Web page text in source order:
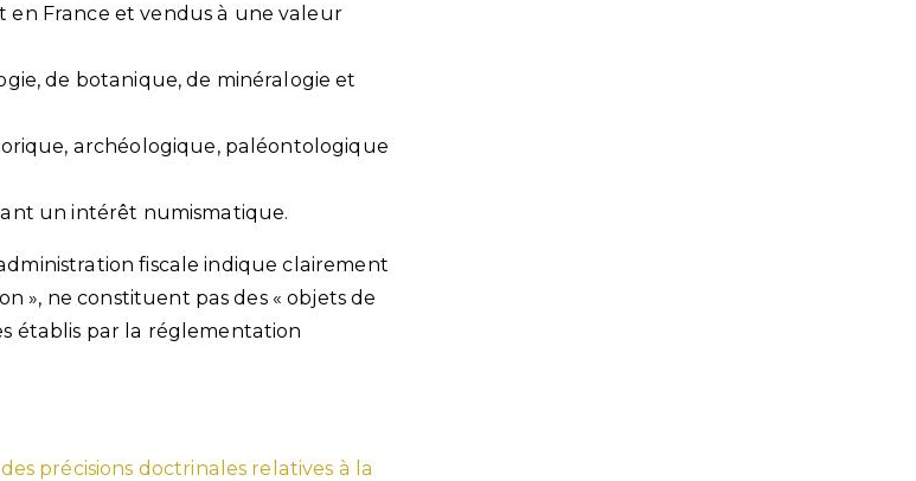
en France et vendus à une valeur
de botanique, de minéralogie et
archéologique, paléontologique
un intérêt numismatique.
fiscale indique clairement
», ne constituent pas des « objets de
établis par la réglementation
précisions doctrinales relatives à la